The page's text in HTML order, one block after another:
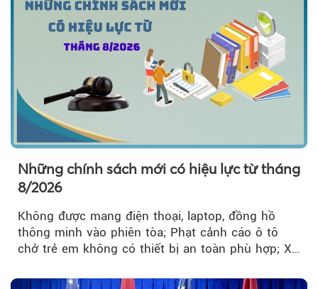
Những chính sách mới có hiệu lực từ tháng
8/2026
Không được mang điện thoại, laptop, đồng hồ
thông minh vào phiên tòa; Phạt cảnh cáo ô tô
chở trẻ em không có thiết bị an toàn phù hợp; Xe
với Bộ Công an… là những chính sách mới có